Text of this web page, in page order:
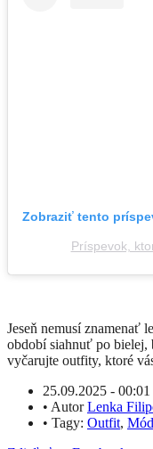
Zobraziť tento
Príspevok,
Jeseň nemusí znamenať
období siahnuť po bielej,
vyčarujte outfity, ktoré
25.09.2025 - 00:01
• AutorLenka
• Tagy: Outfit,